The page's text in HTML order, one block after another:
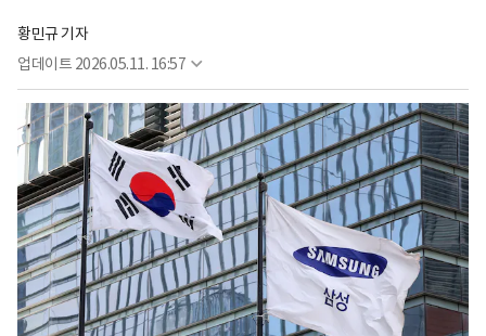
황민규 기자
업데이트 2026.05.11. 16:57